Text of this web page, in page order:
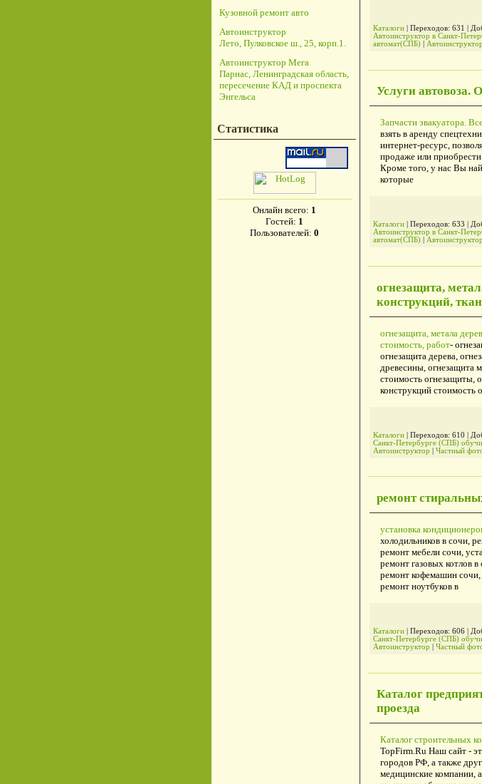
Кузовной ремонт авто
Автоинструктор
Лето, Пулковское ш., 25, корп.1.
Автоинструктор Мега
Парнас, Ленинградская область,
пересечение КАД и проспекта
Энгельса
Статистика
Онлайн всего: 1
Гостей: 1
Пользователей: 0
Каталоги| Переходов: 631 |
Автоинструктор в Санкт-
автомат(СПБ)
Автоинструктор
Услуги автовоза.
Запчасти эвакуатора.
взять в аренду
интернет-ресурс,
продаже или
Кроме того, у нас Вы
которые
Каталоги| Переходов: 633 |
Автоинструктор в Санкт-
автомат(СПБ)
Автоинструктор
огнезащита,
конструкций,
огнезащита, метала
стоимость, работ-
огнезащита дерева,
древесины, огнезащита
стоимость огнезащиты,
конструкций стоимость
Каталоги| Переходов: 610 |
Санкт-Петербурге (СПБ)
Автоинструктор
Частный
ремонт
установка
холодильников в сочи,
ремонт мебели сочи,
ремонт газовых котлов
ремонт кофемашин сочи,
ремонт ноутбуков в
Каталоги| Переходов: 606 |
Санкт-Петербурге (СПБ)
Автоинструктор
Частный
Каталог
проезда
Каталог строительных
TopFirm.Ru Наш сайт -
городов РФ, а также
медицинские компании,